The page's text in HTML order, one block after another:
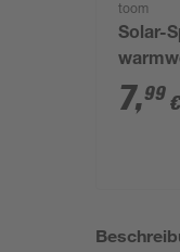
toom
Solar-
x 44 cm
7,99